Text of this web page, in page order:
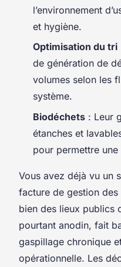
l’environnement
et hygiène.
Optimisation du tri
de génération de
volumes selon les
système.
Biodéchets : Leur
étanches et
pour permettre
Vous avez déjà vu un
facture de gestion des
bien des lieux publics
pourtant anodin, fait
gaspillage chronique
opérationnelle. Les